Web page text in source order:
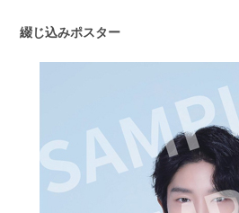
綴じ込みポスター